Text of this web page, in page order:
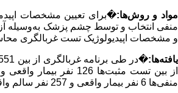
مواد و روش‌ها:�برای تعیین مشخصات
منفی انتخاب و توسط چشم پزشک به‌وسیله
و مشخصات اپیدیولوژیک تست غربالگری
یافته‌ها:�
منفی‌ها 6 نفر بیمار واقعی و 257 نفر سالم واقعی تشخیص داده شدند. بنابراین حساسیت تست 45/95% و ویژگی آن 63/59% محاسبه شد.